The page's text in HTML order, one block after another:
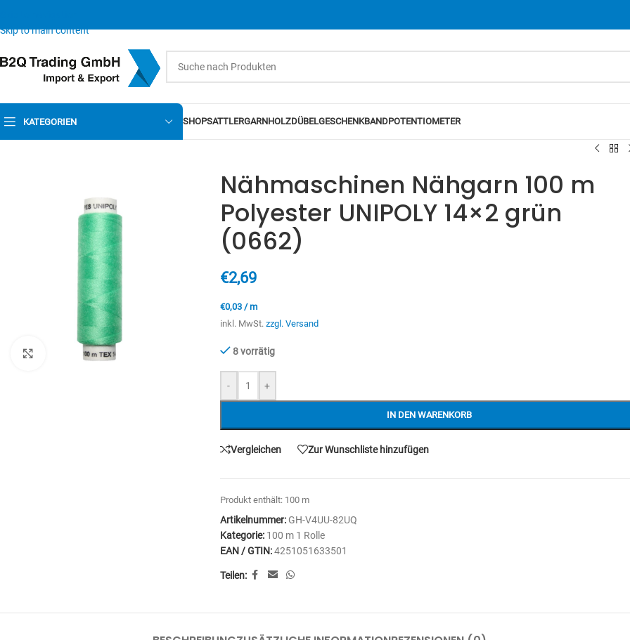
Skip to main content
KATEGORIEN SHOPSATTLERGARNHOLZDÜBELGESCHENKBANDPOTENTIOMETER
Zum Vergrößern anklicken
Nähmaschinen Nähgarn 100 m
Polyester UNIPOLY 14×2 grün
(0662)
€2,69
€0,03/m
inkl. MwSt. zzgl. Versand
8 vorrätig
- +
IN DEN WARENKORB
Vergleichen Zur Wunschliste hinzufügen
Produkt enthält: 100 m
Artikelnummer: GH-V4UU-82UQ
Kategorie: 100 m 1 Rolle
EAN / GTIN:4251051633501
Teilen: